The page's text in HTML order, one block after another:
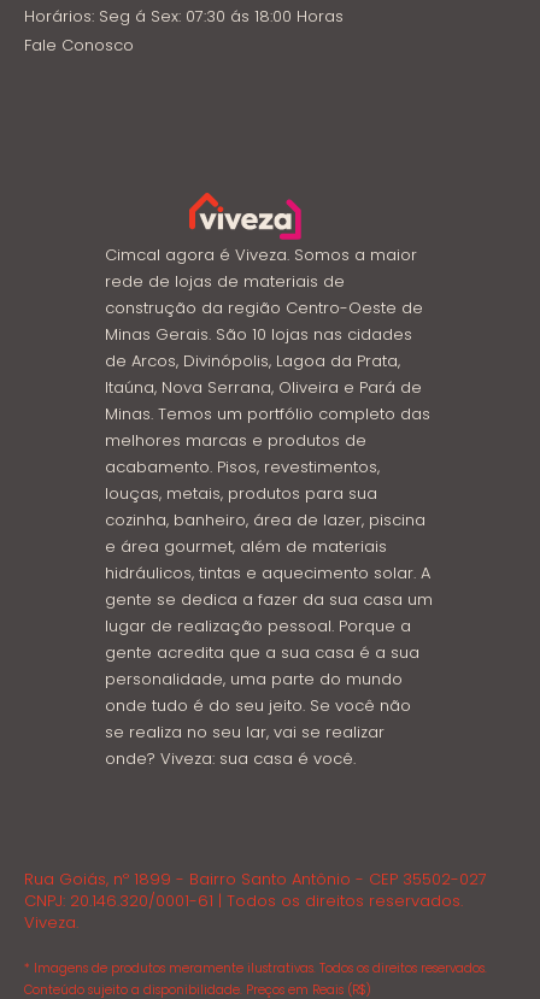
Horários: Seg á Sex: 07:30 ás 18:00 Horas
Fale Conosco
Cimcal agora é Viveza. Somos a maior
rede de lojas de materiais de
construção da região Centro-Oeste de
Minas Gerais. São 10 lojas nas cidades
de Arcos, Divinópolis, Lagoa da Prata,
Itaúna, Nova Serrana, Oliveira e Pará de
Minas. Temos um portfólio completo das
melhores marcas e produtos de
acabamento. Pisos, revestimentos,
louças, metais, produtos para sua
cozinha, banheiro, área de lazer, piscina
e área gourmet, além de materiais
hidráulicos, tintas e aquecimento solar. A
gente se dedica a fazer da sua casa um
lugar de realização pessoal. Porque a
gente acredita que a sua casa é a sua
personalidade, uma parte do mundo
onde tudo é do seu jeito. Se você não
se realiza no seu lar, vai se realizar
onde? Viveza: sua casa é você.
Rua Goiás, nº 1899 - Bairro Santo Antônio - CEP 35502-027
CNPJ: 20.146.320/0001-61 | Todos os direitos reservados.
Viveza.
* Imagens de produtos meramente ilustrativas. Todos os direitos reservados.
Conteúdo sujeito a disponibilidade. Preços em Reais (R$)